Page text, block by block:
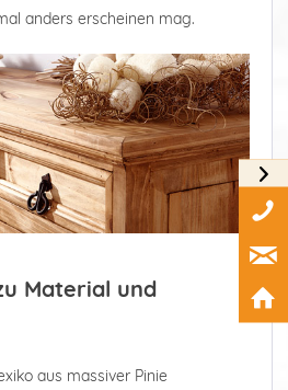
anders erscheinen mag.
Material und
aus massiver Pinie